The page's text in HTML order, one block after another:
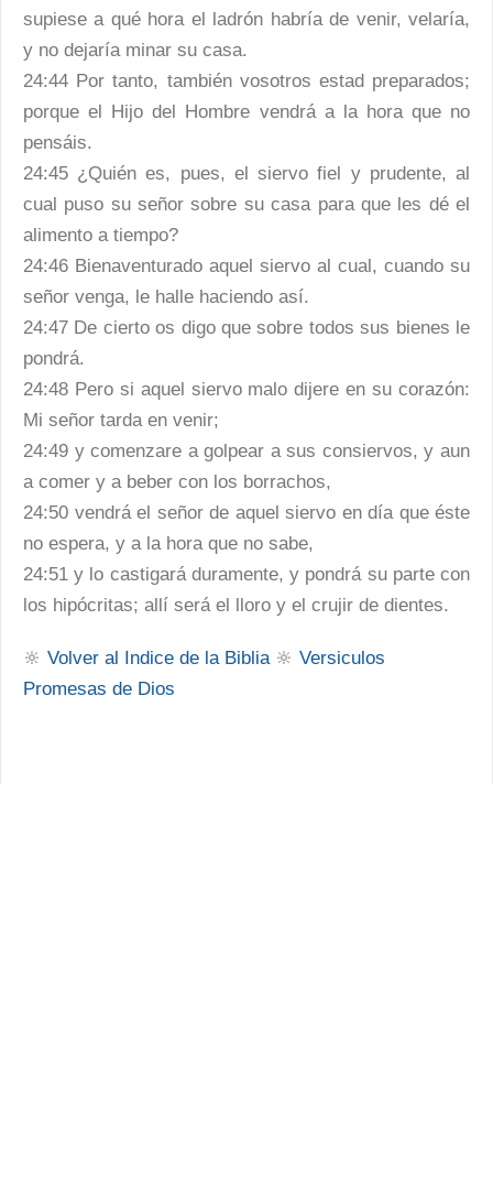
supiese a qué hora el ladrón habría de venir, velaría,
y no dejaría minar su casa.
24:44 Por tanto, también vosotros estad preparados;
porque el Hijo del Hombre vendrá a la hora que no
pensáis.
24:45 ¿Quién es, pues, el siervo fiel y prudente, al
cual puso su señor sobre su casa para que les dé el
alimento a tiempo?
24:46 Bienaventurado aquel siervo al cual, cuando su
señor venga, le halle haciendo así.
24:47 De cierto os digo que sobre todos sus bienes le
pondrá.
24:48 Pero si aquel siervo malo dijere en su corazón:
Mi señor tarda en venir;
24:49 y comenzare a golpear a sus consiervos, y aun
a comer y a beber con los borrachos,
24:50 vendrá el señor de aquel siervo en día que éste
no espera, y a la hora que no sabe,
24:51 y lo castigará duramente, y pondrá su parte con
los hipócritas; allí será el lloro y el crujir de dientes.
🔆 Volver al Indice de la Biblia🔆 Versiculos
Promesas de Dios